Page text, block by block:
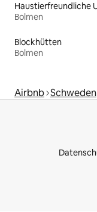
Bolmen
Blockhütten
Bolmen
Airbnb Schweden